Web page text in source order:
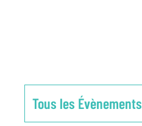
Tous les Évènements